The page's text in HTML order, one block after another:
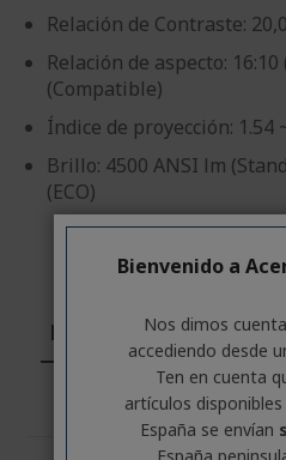
Relación de Contraste:
Relación de aspecto:
(Compatible)
Índice de proyección: 1.54
Brillo: 4500 ANSI lm
(ECO)
Profesional?
CONTÁCTANOS | CREA
Bienvenido a
Nos dimos
accediendo desde
Ten en cuenta
artículos
España se envían